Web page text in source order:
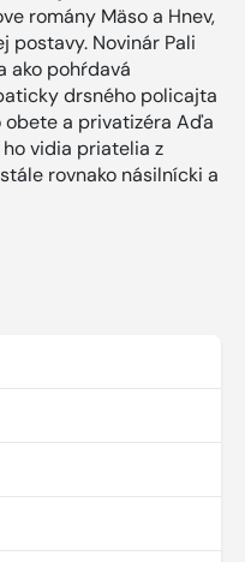
romány Mäso a Hnev,
postavy. Novinár Pali
ako pohŕdavá
drsného policajta
obete a privatizéra Aďa
vidia priatelia z
rovnako násilnícki a